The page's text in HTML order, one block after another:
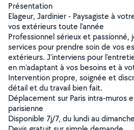
Présentation
Elageur, Jardinier - Paysagiste à
vos extérieurs toute l'année
Professionnel sérieux et passionné,
services pour prendre soin de vos
extérieurs. J'interviens pour
en m'adaptant à vos besoins et à
Intervention propre, soignée et
détail et du travail bien fait.
Déplacement sur Paris intra-muros
parisienne
Disponible 7j/7, du lundi au dimanche